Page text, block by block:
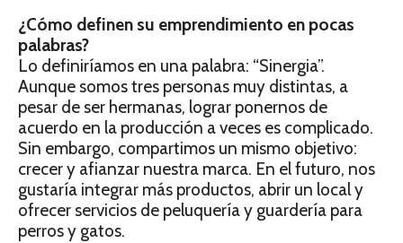
¿Cómo definen su emprendimiento en pocas
palabras?
Lo definiríamos en una palabra: “Sinergia”.
Aunque somos tres personas muy distintas, a
pesar de ser hermanas, lograr ponernos de
acuerdo en la producción a veces es complicado.
Sin embargo, compartimos un mismo objetivo:
crecer y afianzar nuestra marca. En el futuro, nos
gustaría integrar más productos, abrir un local y
ofrecer servicios de peluquería y guardería para
perros y gatos.